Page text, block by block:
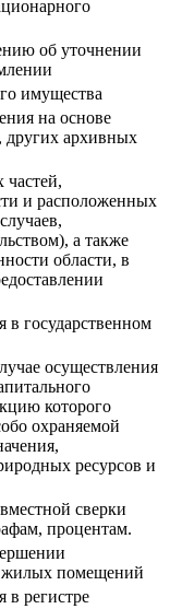
об уточнении
имущества
на основе
других архивных
частей,
и расположенных
а также
области, в
в государственном
осуществления
которого
охраняемой
ресурсов и
сверки
процентам.
жилых помещений
в регистре